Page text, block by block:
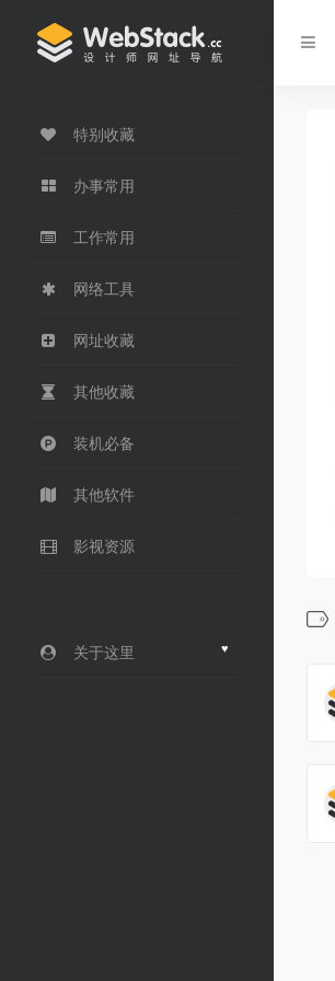
特别收藏
办事常用
工作常用
网络工具
网址收藏
其他收藏
装机必备
其他软件
影视资源
关于这里 ♥